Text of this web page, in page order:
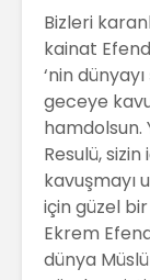
b
o
o
k
Bizleri
kainat
‘nin
geceye
hamdolsun.
Resulü,
kavuşmayı
için güzel
Ekrem
dünya